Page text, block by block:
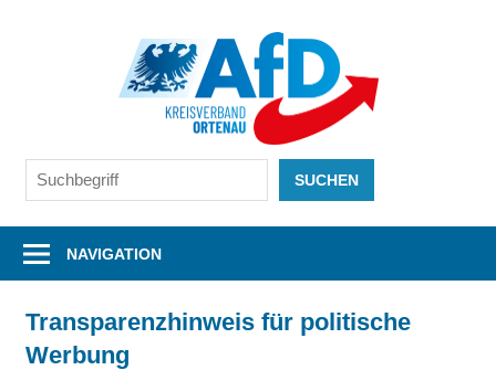
Ihre
Alternative
vor
Ort
SuchenSUCHEN
NAVIGATION
Transparenzhinweis für politische
Werbung